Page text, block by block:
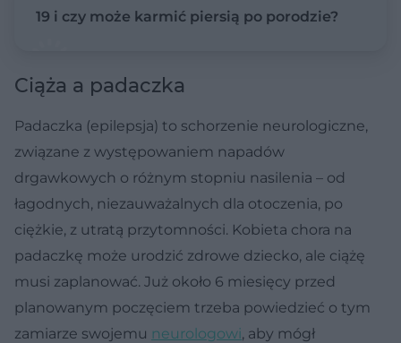
19 i czy może karmić piersią po porodzie?
Ciąża a padaczka
Padaczka (epilepsja) to schorzenie neurologiczne,
związane z występowaniem napadów
drgawkowych o różnym stopniu nasilenia – od
łagodnych, niezauważalnych dla otoczenia, po
ciężkie, z utratą przytomności. Kobieta chora na
padaczkę może urodzić zdrowe dziecko, ale ciążę
musi zaplanować. Już około 6 miesięcy przed
planowanym poczęciem trzeba powiedzieć o tym
zamiarze swojemu neurologowi, aby mógł